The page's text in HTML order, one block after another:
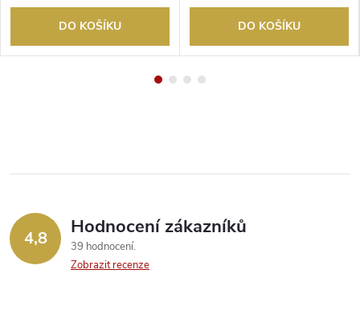
DO KOŠÍKU DO KOŠÍKU
4,8 Hodnocení zákazníků
39 hodnocení
Zobrazit recenze